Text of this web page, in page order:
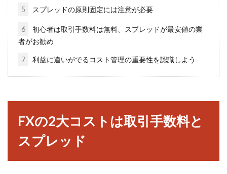
動産を購入し、その不動産から得られた家賃収
資産運用には信託銀行と証券会社ど
ちらが良い？その違いは？
会社」のどちらを利用したら良いのでしょう
か？「どち...
5 スプレッドの原則固定には注意が必要
6
初心者は取引手数料は無料、スプレッドが最安値の業
者がお勧め
7 利益に違いがでるコスト管理の重要性を認識しよう
FXの2大コストは取引手数料と
スプレッド